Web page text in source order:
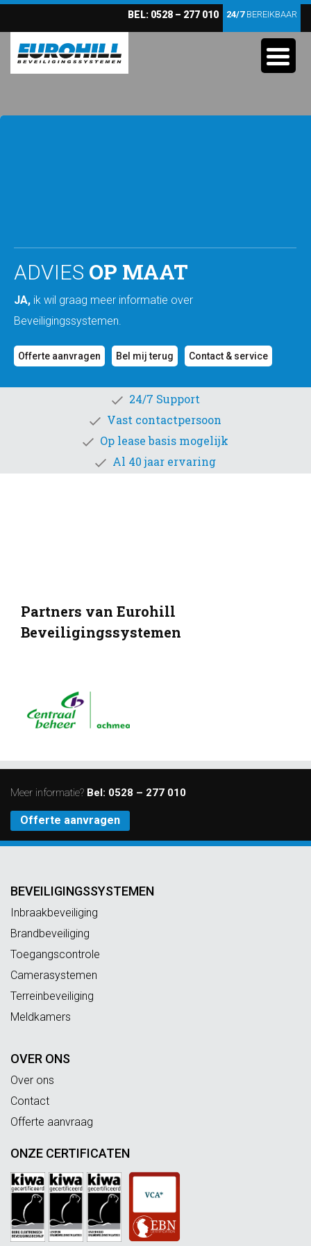
BEL: 0528 – 277 010 24/7BEREIKBAAR
ADVIES OP MAAT
JA, ik wil graag meer informatie over
Beveiligingssystemen.
Offerte aanvragen Bel mij terug Contact & service
24/7 Support
Vast contactpersoon
Op lease basis mogelijk
Al 40 jaar ervaring
Partners van Eurohill
Beveiligingssystemen
Meer informatie? Bel: 0528 – 277 010
Offerte aanvragen
BEVEILIGINGSSYSTEMEN
Inbraakbeveiliging
Brandbeveiliging
Toegangscontrole
Camerasystemen
Terreinbeveiliging
Meldkamers
OVER ONS
Over ons
Contact
Offerte aanvraag
ONZE CERTIFICATEN